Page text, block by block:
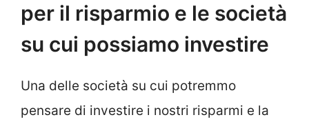
per il risparmio e le società
su cui possiamo investire
Una delle società su cui potremmo
pensare di investire i nostri risparmi e la